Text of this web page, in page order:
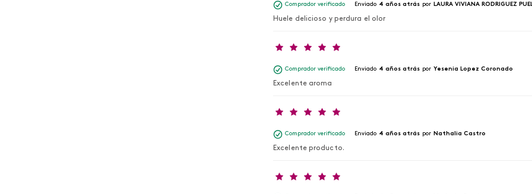
Comprador verificado Enviado 4 años atrás por LAURA VIVIANA RODRIGUEZ
Huele delicioso y perdura el olor
Comprador verificado Enviado 4 años atrás por Yesenia Lopez Coronado
Excelente aroma
Comprador verificado Enviado 4 años atrás por Nathalia Castro
Excelente producto.